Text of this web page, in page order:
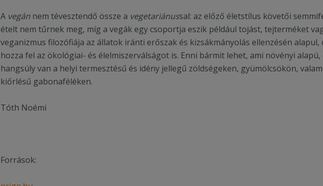
A vegán nem tévesztendő össze a vegetariánussal: az előző életstílus követői
ételt nem tűrnek meg, míg a vegák egy csoportja eszik például tojást, tejterméket
veganizmus filozófiája az állatok iránti erőszak és kizsákmányolás ellenzésén alapul,
hozza fel az ökológiai- és élelmiszerválságot is. Enni bármit lehet, ami növényi alapú,
hangsúly van a helyi termesztésű és idény jellegű zöldségeken, gyümölcsökön,
kiőrlésű gabonaféléken.
Tóth Noémi
Források: